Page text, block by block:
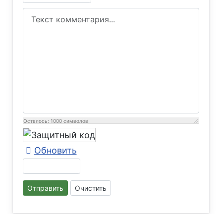
Осталось: 1000 символов
Обновить
Отправить Очистить